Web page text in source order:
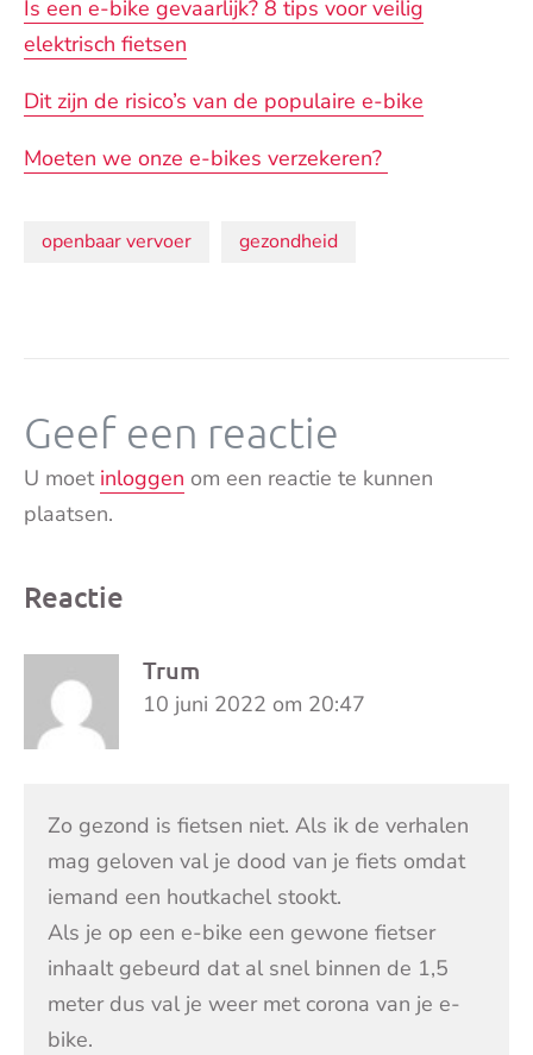
Is een e-bike gevaarlijk? 8 tips voor veilig
elektrisch fietsen
Dit zijn de risico’s van de populaire e-bike
Moeten we onze e-bikes verzekeren?
Onderwerpen:
openbaar vervoer gezondheid
Geef een reactie
U moet inloggen om een reactie te kunnen
plaatsen.
Reactie
Trum
10 juni 2022 om 20:47
Zo gezond is fietsen niet. Als ik de verhalen
mag geloven val je dood van je fiets omdat
iemand een houtkachel stookt.
Als je op een e-bike een gewone fietser
inhaalt gebeurd dat al snel binnen de 1,5
meter dus val je weer met corona van je e-
bike.